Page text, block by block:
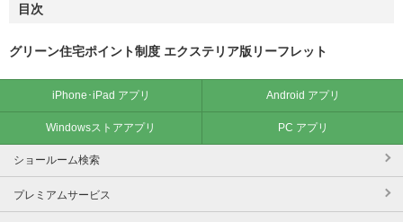
目次
グリーン住宅ポイント制度 エクステリア版リーフレット
iPhone･iPad アプリ Android アプリ
Windowsストアアプリ PC アプリ
ショールーム検索
プレミアムサービス